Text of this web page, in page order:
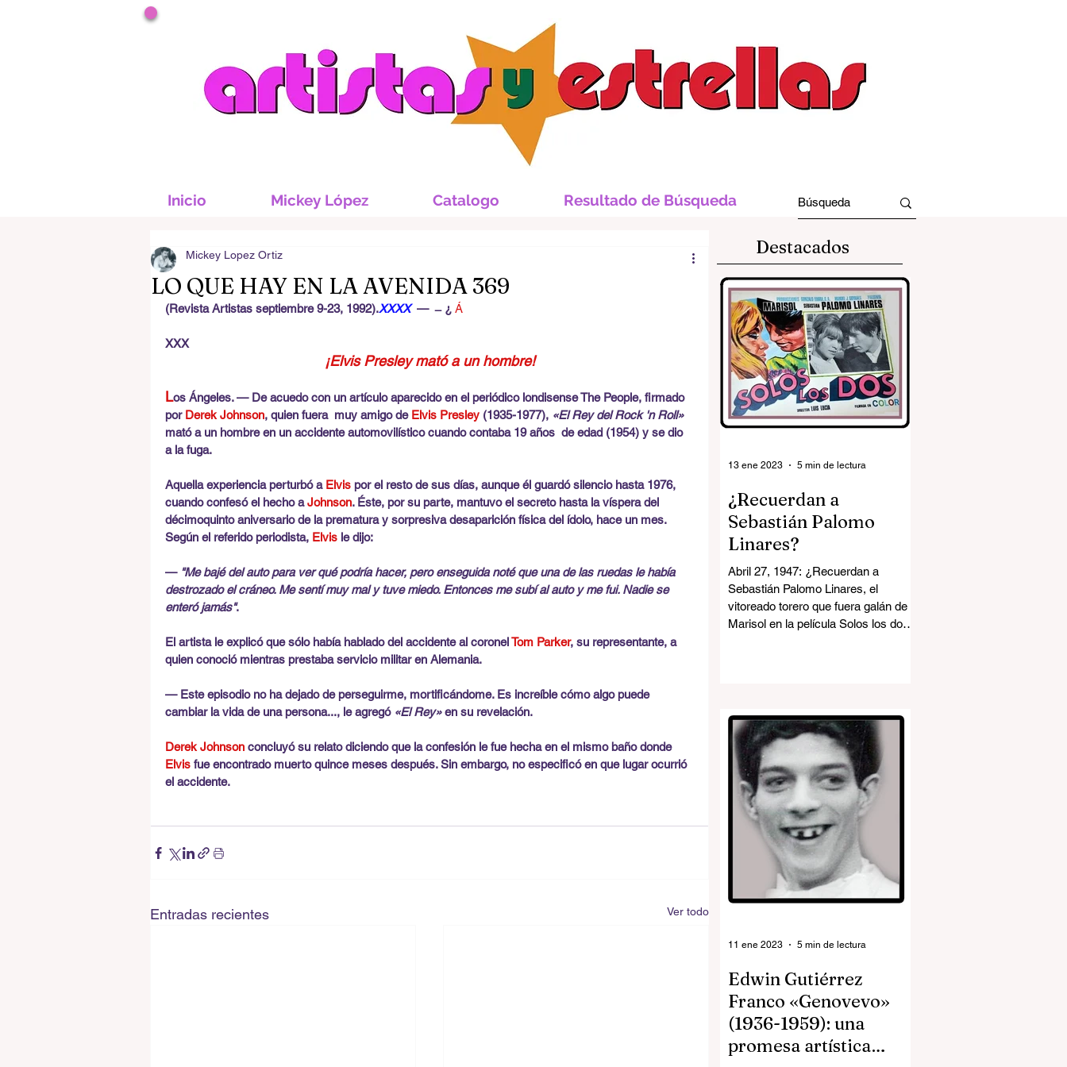
Inicio Mickey López Catalogo Resultado de Búsqueda
LO QUE HAY EN LA AVENIDA 369
Mickey Lopez Ortiz
(Revista Artistas septiembre 9-23, 1992).XXXX —   ̶  ¿ Á
XXX
¡Elvis Presley mató a un hombre!
Los Ángeles. — De acuedo con un artículo aparecido en el periódico londisense The People, firmado
por Derek Johnson, quien fuera  muy amigo de Elvis Presley (1935-1977), «El Rey del Rock 'n Roll»
mató a un hombre en un accidente automovilístico cuando contaba 19 años  de edad (1954) y se dio
a la fuga.
Aquella experiencia perturbó a Elvis por el resto de sus días, aunque él guardó silencio hasta 1976,
cuando confesó el hecho a Johnson. Éste, por su parte, mantuvo el secreto hasta la víspera del
décimoquinto aniversario de la prematura y sorpresiva desaparición física del ídolo, hace un mes.
Según el referido periodista, Elvis le dijo:
— "Me bajé del auto para ver qué podría hacer, pero enseguida noté que una de las ruedas le había
destrozado el cráneo. Me sentí muy mal y tuve miedo. Entonces me subí al auto y me fui. Nadie se
enteró jamás".
El artista le explicó que sólo había hablado del accidente al coronel Tom Parker, su representante, a
quien conoció mientras prestaba servicio militar en Alemania.
— Este episodio no ha dejado de perseguirme, mortificándome. Es increíble cómo algo puede
cambiar la vida de una persona..., le agregó «El Rey» en su revelación.
Derek Johnson concluyó su relato diciendo que la confesión le fue hecha en el mismo baño donde
Elvis fue encontrado muerto quince meses después. Sin embargo, no especificó en que lugar ocurrió
el accidente.
Entradas recientes Ver todo
Destacados
¿Recuerdan a
Sebastián Palomo
Linares?
Abril 27, 1947: ¿Recuerdan a
Sebastián Palomo Linares, el
vitoreado torero que fuera galán de
Marisol en la película Solos los dos
13 ene 2023 5 min de lectura
Edwin Gutiérrez
Franco «Genovevo»
(1936-1959): una
promesa artística
11 ene 2023 5 min de lectura